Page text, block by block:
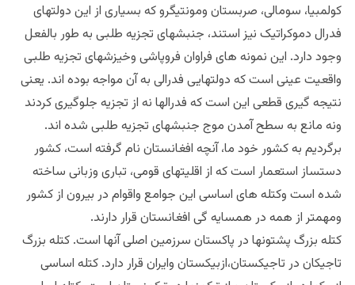
کولمبیا، سومالی، صربستان ومونتیگرو که بسیاری از این دولتهای
فدرال دموکراتیک نیز استند، جنبشهای تجزیه طلبی به طور بالفعل
وجود دارد. این نمونه های فراوان فروپاشی وخیزشهای تجزیه طلبی
واقعیت عینی است که دولتهایی فدرالی به آن مواجه بوده اند. یعنی
نتیجه گیری قطعی این است که فدرالها نه از تجزیه جلوگیری کردند
ونه مانع به سطح آمدن موج جنبشهای تجزیه طلبی شده اند.
برگردیم به کشور خود ما، آنچه افغانستان نام گرفته است، کشور
دستساز استعمار است که از اقلیتهای قومی، تباری وزبانی ساخته
شده است وکتله های اساسی این جوامع واقوام در بیرون از کشور
ومهمتر از همه در همسایه گی افغانستان قرار دارند.
کتله بزرگ پشتونها در پاکستان سرزمین اصلی آنها است. کتله بزرگ
تاجیکان در تاجیکستان،ازبیکستان وایران قرار دارد. کتله اساسی